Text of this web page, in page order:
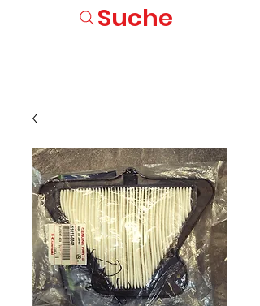
Suche